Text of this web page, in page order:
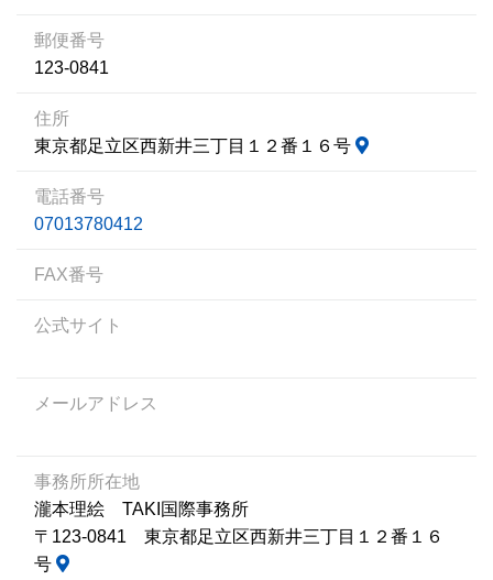
郵便番号
123-0841
住所
東京都足立区西新井三丁目１２番１６号
電話番号
070­1378­0412
FAX番号
公式サイト
メールアドレス
事務所所在地
瀧本理絵 TAKI国際事務所
〒123-0841 東京都足立区西新井三丁目１２番１６
号